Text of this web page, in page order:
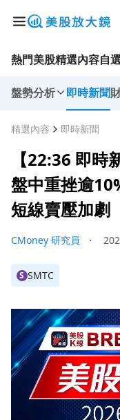
熱門美股精選內容自
盤勢分析 即時新聞
精選內容 即時新聞
【22:36 即
盤中重挫逾
短線賣壓加劇
CMoney 研究員 ・
S SMTC